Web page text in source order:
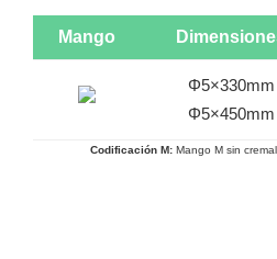
Mango
Φ5×330mm
Φ5×450mm
Codificación M: Mango M sin